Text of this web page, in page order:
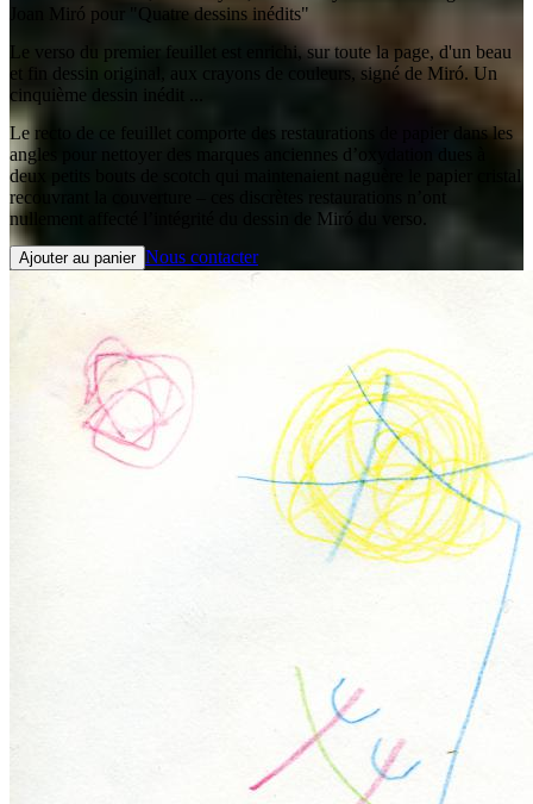
Joan Miró pour "Quatre dessins inédits"
Le verso du premier feuillet est enrichi, sur toute la page, d'un beau
et fin dessin original, aux crayons de couleurs, signé de Miró. Un
cinquième dessin inédit ...
Le recto de ce feuillet comporte des restaurations de papier dans les
angles pour nettoyer des marques anciennes d’oxydation dues à
deux petits bouts de scotch qui maintenaient naguère le papier cristal
recouvrant la couverture – ces discrètes restaurations n’ont
nullement affecté l’intégrité du dessin de Miró du verso.
Ajouter au panier Nous contacter